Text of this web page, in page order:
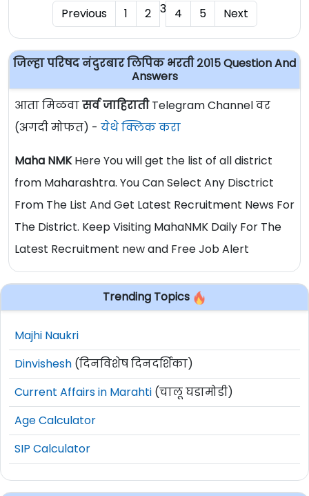
Previous
1 2 3 4 5 Next
जिल्हा परिषद नंदुरबार लिपिक भरती २०१५ Question And
Answers
आता मिळवासर्व जाहिरातीTelegram Channel वर
(अगदी मोफत) - येथे क्लिक करा
Maha NMKHere You will get the list of all district
from Maharashtra. You Can Select Any Disctrict
From The List And Get Latest Recruitment News For
The District. Keep Visiting MahaNMK Daily For The
Latest Recruitment new and Free Job Alert
Trending Topics
Majhi Naukri
Dinvishesh (दिनविशेष दिनदर्शिका)
Current Affairs in Marahti (चालू घडामोडी)
Age Calculator
SIP Calculator